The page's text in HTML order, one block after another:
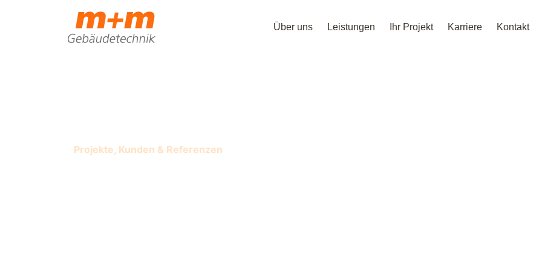
Über uns Leistungen Ihr Projekt Karriere Kontakt
Projekte, Kunden & Referenzen